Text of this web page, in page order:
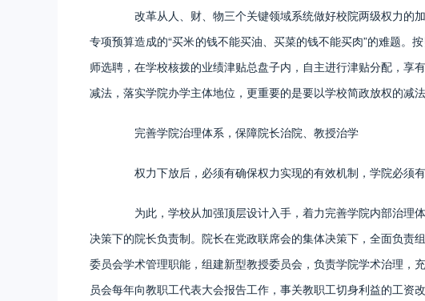
改革从人、财、物三个关键领域系统做好校院两级权力的
专项预算造成的“买米的钱不能买油、买菜的钱不能买肉”的难题
师选聘，在学校核拨的业绩津贴总盘子内，自主进行津贴分配，
减法，落实学院办学主体地位，更重要的是要以学校简政放权的减
完善学院治理体系，保障院长治院、教授治学
权力下放后，必须有确保权力实现的有效机制，学院必须有
为此，学校从加强顶层设计入手，着力完善学院内部治理
决策下的院长负责制。院长在党政联席会的集体决策下，全面负
委员会学术管理职能，组建新型教授委员会，负责学院学术治理
员会每年向教职工代表大会报告工作，事关教职工切身利益的工